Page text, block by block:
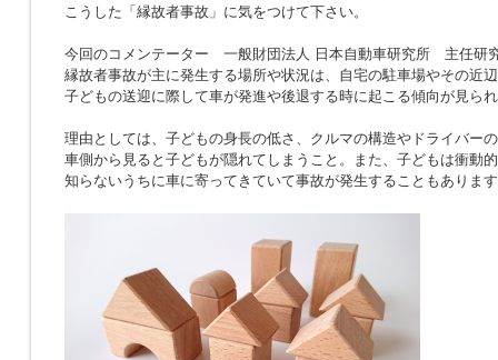
こうした「縁故者事故」に気をつけて下さい。
今回のコメンテーター 一般財団法人 日本自動車研究所 主任研
縁故者事故が主に発生する場所や状況は、自宅の駐車場やその近
子どもの送迎に際して車が発進や後退する時に起こる傾向が見ら
理由としては、子どもの身長の低さ、クルマの構造やドライバー
車側から見ると子どもが隠れてしまうこと。また、子どもは衝動
知らないうちに車に寄ってきていて事故が発生することもありま